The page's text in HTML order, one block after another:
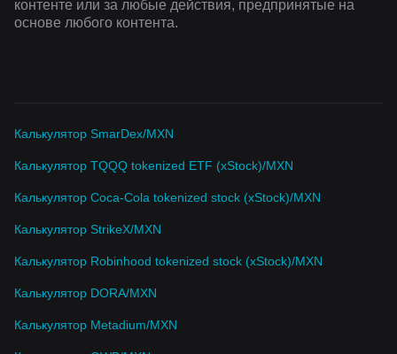
контенте или за любые действия, предпринятые на
основе любого контента.
Калькулятор SmarDex/MXN
Калькулятор TQQQ tokenized ETF (xStock)/MXN
Калькулятор Coca-Cola tokenized stock (xStock)/MXN
Калькулятор StrikeX/MXN
Калькулятор Robinhood tokenized stock (xStock)/MXN
Калькулятор DORA/MXN
Калькулятор Metadium/MXN